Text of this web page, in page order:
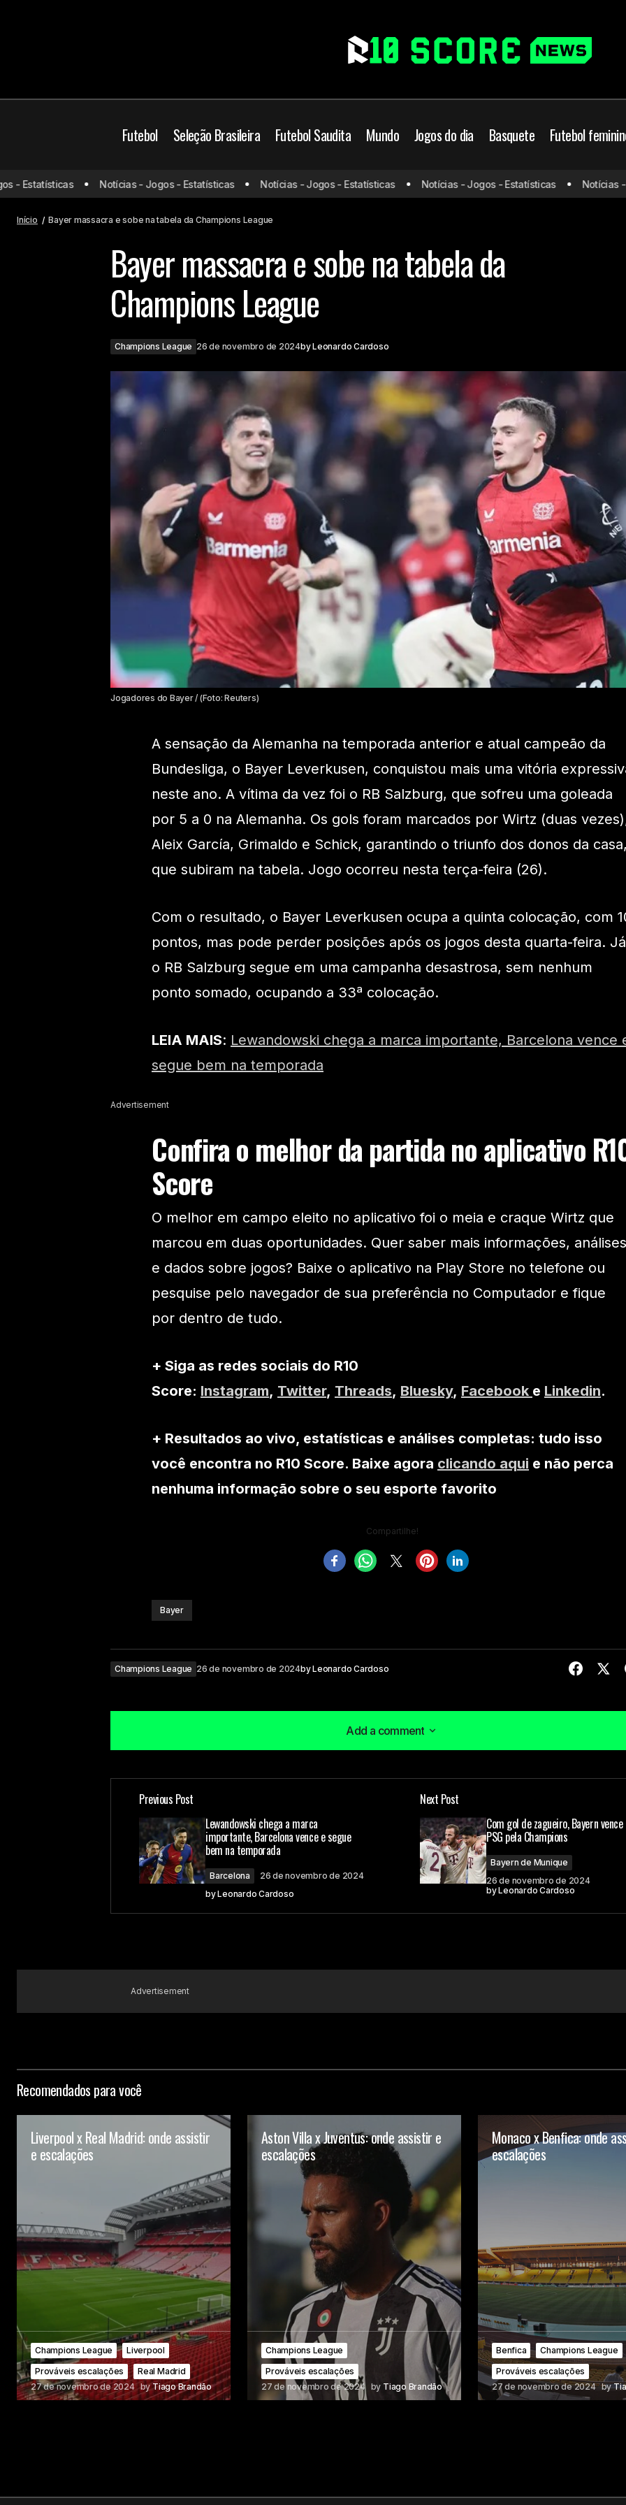
Futebol Seleção Brasileira Futebol Saudita Mundo Jogos do dia Basquete Futebol
Lewandowski chega a marca
importante, Barcelona vence e segue
bem na temporada
Champions League Bayer massacra e sobe na tabela da Champions
Estatísticas Notícias - Jogos - Estatísticas Notícias - Jogos - Estatísticas Notícias - Jogos - Estatísticas Notícias -
Início Bayer massacra e sobe na tabela da Champions League
Bayer massacra e sobe na tabela da
Champions League
Champions League 26 de novembro de 2024byLeonardo Cardoso
Jogadores do Bayer / (Foto: Reuters)
A sensação da Alemanha na temporada anterior e atual campeão da
Bundesliga, o Bayer Leverkusen, conquistou mais uma vitória
neste ano. A vítima da vez foi o RB Salzburg, que sofreu uma goleada
por 5 a 0 na Alemanha. Os gols foram marcados por Wirtz (duas
Aleix García, Grimaldo e Schick, garantindo o triunfo dos donos da
que subiram na tabela. Jogo ocorreu nesta terça-feira (26).
Com o resultado, o Bayer Leverkusen ocupa a quinta colocação, com
pontos, mas pode perder posições após os jogos desta quarta-feira. Já
o RB Salzburg segue em uma campanha desastrosa, sem nenhum
ponto somado, ocupando a 33ª colocação.
LEIA MAIS: Lewandowski chega a marca importante, Barcelona vence
segue bem na temporada
Advertisement
Confira o melhor da partida no aplicativo
Score
O melhor em campo eleito no aplicativo foi o meia e craque Wirtz que
marcou em duas oportunidades. Quer saber mais informações, análises
e dados sobre jogos? Baixe o aplicativo na Play Store no telefone ou
pesquise pelo navegador de sua preferência no Computador e fique
por dentro de tudo.
+ Siga as redes sociais do R10
Score: Instagram, Twitter, Threads, Bluesky, Facebook e Linkedin.
+ Resultados ao vivo, estatísticas e análises completas: tudo isso
você encontra no R10 Score. Baixe agora clicando aqui e não perca
nenhuma informação sobre o seu esporte favorito
Compartilhe!
Bayer
Champions League 26 de novembro de 2024byLeonardo Cardoso
Add a comment
Add a comment
O seu endereço de e-mail não será publicado. Campos obrigatórios são marcados com
Comment*
Submit Comment
Previous Post
Lewandowski chega a marca
importante, Barcelona vence e segue
bem na temporada
Barcelona
26 de novembro de 2024
byLeonardo Cardoso
Next Post
Com gol de zagueiro, Bayern vence
PSG pela Champions
Bayern de Munique
26 de novembro de 2024
byLeonardo Cardoso
Advertisement
Recomendados para você
Liverpool x Real Madrid: onde assistir
e escalações
Champions League
Liverpool
Prováveis escalações
Real Madrid
27 de novembro de 2024 byTiago Brandão
Aston Villa x Juventus: onde assistir e
escalações
Champions League
Prováveis escalações
27 de novembro de 2024 by Tiago Brandão
Monaco x Benfica: onde
escalações
Benfica
Champions League
Prováveis escalações
27 de novembro de 2024 by